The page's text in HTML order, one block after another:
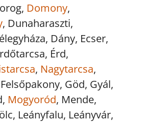
Domony,
, Dunaharaszti,
Dány, Ecser,
Érd,
, Nagytarcsa,
Göd, Gyál,
Mogyoród, Mende,
Leányfalu, Leányvár,